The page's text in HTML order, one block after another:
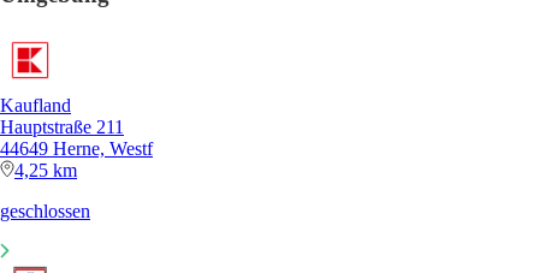
Kaufland
Hauptstraße 211
44649 Herne, Westf
4,25 km
geschlossen